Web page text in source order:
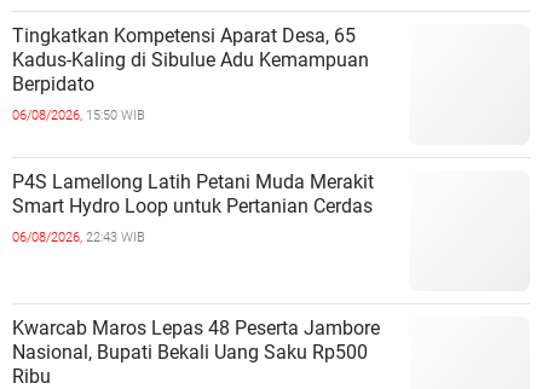
Tingkatkan Kompetensi Aparat Desa, 65
Kadus-Kaling di Sibulue Adu Kemampuan
Berpidato
06/08/2026, 15:50 WIB
P4S Lamellong Latih Petani Muda Merakit
Smart Hydro Loop untuk Pertanian Cerdas
06/08/2026, 22:43 WIB
Kwarcab Maros Lepas 48 Peserta Jambore
Nasional, Bupati Bekali Uang Saku Rp500
Ribu